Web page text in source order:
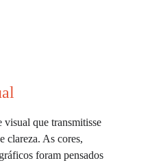
visual que transmitisse
clareza. As cores,
foram pensados